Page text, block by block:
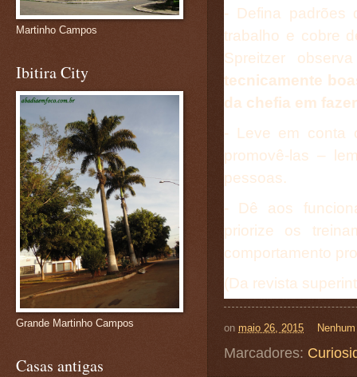
- Defina padrões
trabalho e cobre
Spreitzer
tecnicamente
da chefia em
- Leve em conta
promovê-las –
pessoas.
- Dê aos
priorize os
comportamento
(Da revista
on maio 26, 2015
Marcadores:
Martinho Campos
Ibitira City
Grande Martinho Campos
Casas antigas